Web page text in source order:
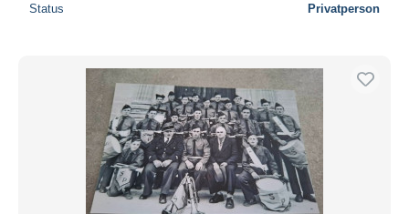
Status Privatperson